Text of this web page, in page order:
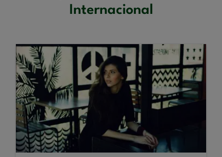
Internacional